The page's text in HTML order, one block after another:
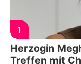
1
Herzogin
Treffen mit